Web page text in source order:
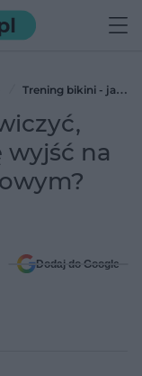
Trening bikini - jak
stroju kąpielowym?
wyjść na
Dodaj do Google